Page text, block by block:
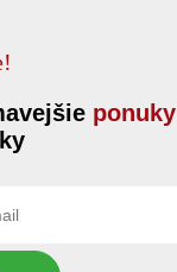
ponuky